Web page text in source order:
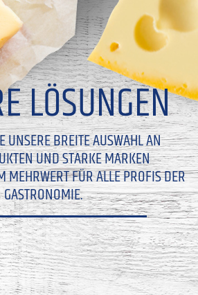
LÖSUNGEN
UNSERE BREITE AUSWAHL AN
UND STARKE MARKEN
MEHRWERT FÜR ALLE PROFIS DER
GASTRONOMIE.